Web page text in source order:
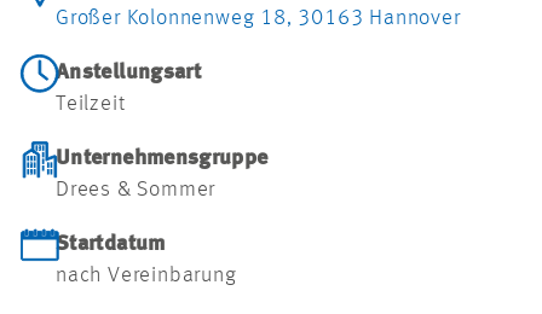
Großer Kolonnenweg 18, 30163 Hannover
Anstellungsart
Teilzeit
Unternehmensgruppe
Drees & Sommer
Startdatum
nach Vereinbarung